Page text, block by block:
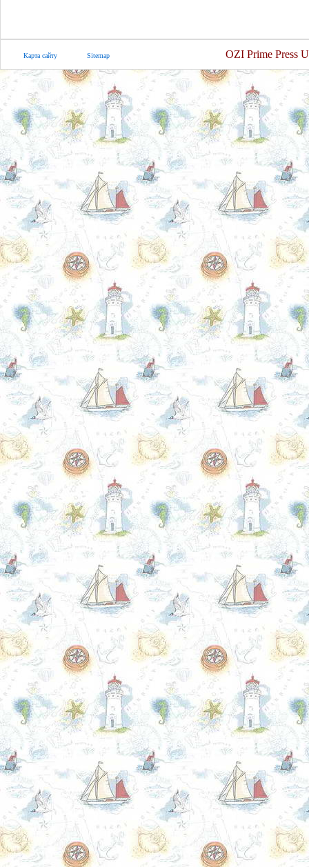
Карта сайту Sitemap OZI Prime Press